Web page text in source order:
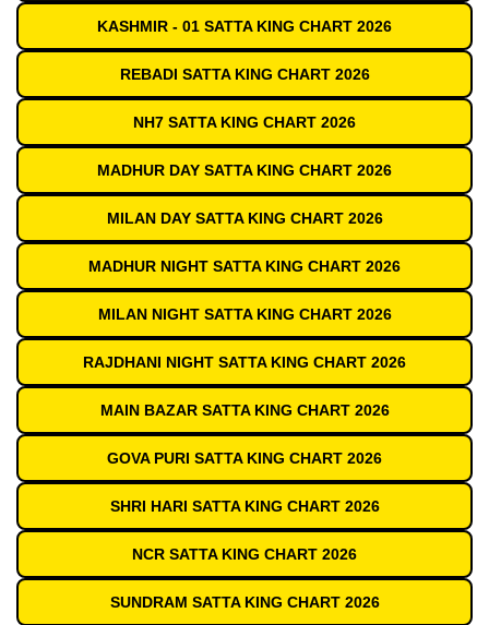
KASHMIR - 01 SATTA KING CHART 2026
REBADI SATTA KING CHART 2026
NH7 SATTA KING CHART 2026
MADHUR DAY SATTA KING CHART 2026
MILAN DAY SATTA KING CHART 2026
MADHUR NIGHT SATTA KING CHART 2026
MILAN NIGHT SATTA KING CHART 2026
RAJDHANI NIGHT SATTA KING CHART 2026
MAIN BAZAR SATTA KING CHART 2026
GOVA PURI SATTA KING CHART 2026
SHRI HARI SATTA KING CHART 2026
NCR SATTA KING CHART 2026
SUNDRAM SATTA KING CHART 2026